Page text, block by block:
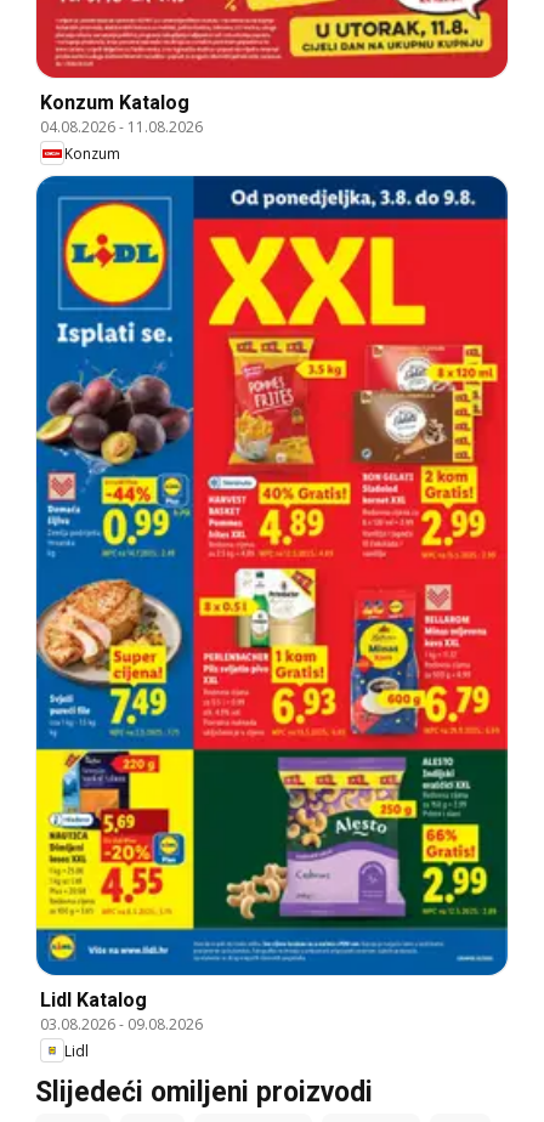
Konzum Katalog
04.08.2026- 11.08.2026
Konzum
Lidl Katalog
03.08.2026- 09.08.2026
Lidl
Slijedeći omiljeni proizvodi